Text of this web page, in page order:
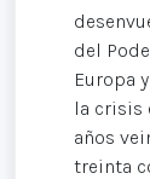
del
Europa
la crisis
años
treinta